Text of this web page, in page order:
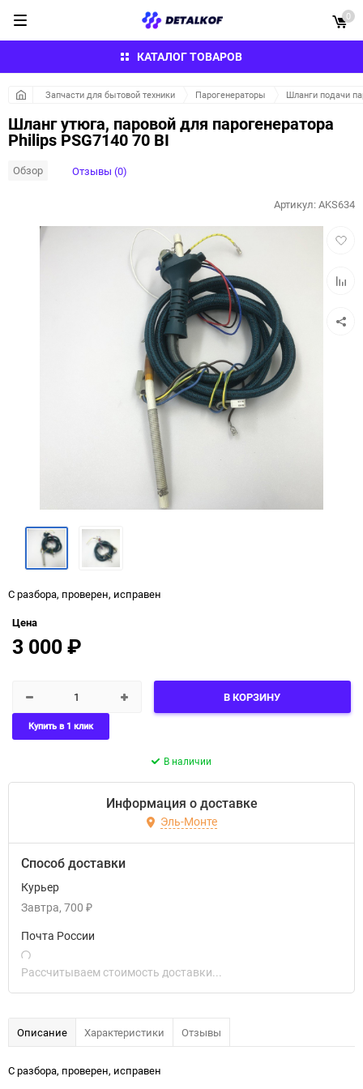
КАТАЛОГ ТОВАРОВ
0
Запчасти для бытовой техники Парогенераторы Шланги подачи
Шланг утюга, паровой для парогенератора
Philips PSG7140 70 BI
Обзор Отзывы (0)
Артикул:AKS634
С разбора, проверен, исправен
Цена
3 000₽
В КОРЗИНУ
Купить в 1 клик
В наличии
Информация о доставке
Эль-Монте
Способ доставки
Курьер
Завтра 700 ₽
Почта России
Рассчитываем стоимость доставки...
Описание Характеристики Отзывы
С разбора, проверен, исправен